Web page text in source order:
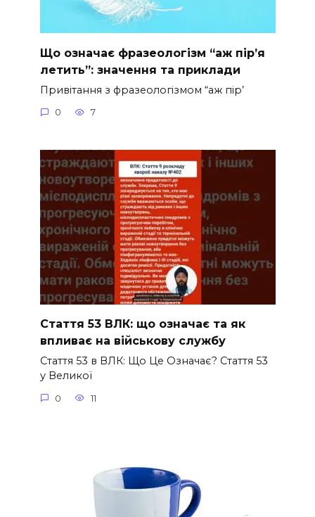
Що означає фразеологізм “аж пір’я
летить”: значення та приклади
Привітання з фразеологізмом “аж пір’
0 7
Стаття 53 ВЛК: що означає та як
впливає на військову службу
Стаття 53 в ВЛК: Що Це Означає? Стаття 53
у Великої
0 11